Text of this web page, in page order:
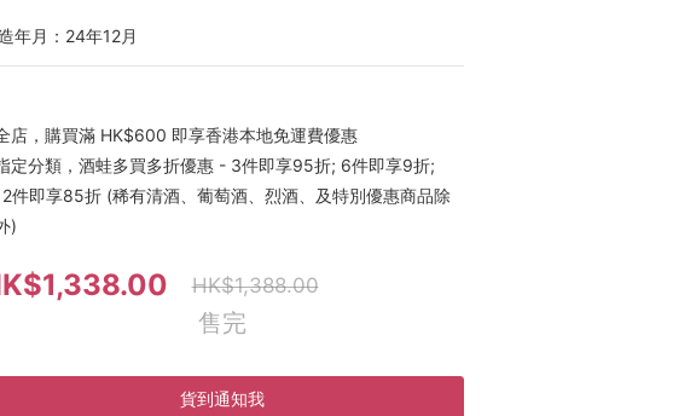
年月：24年12月
店，購買滿 HK$600 即享香港本地免運費優惠
定分類，酒蛙多買多折優惠 - 3件即享95折; 6件即享9折;
件即享85折 (稀有清酒、葡萄酒、烈酒、及特別優惠商品除
)
HK$1,388.00
售完
貨到通知我